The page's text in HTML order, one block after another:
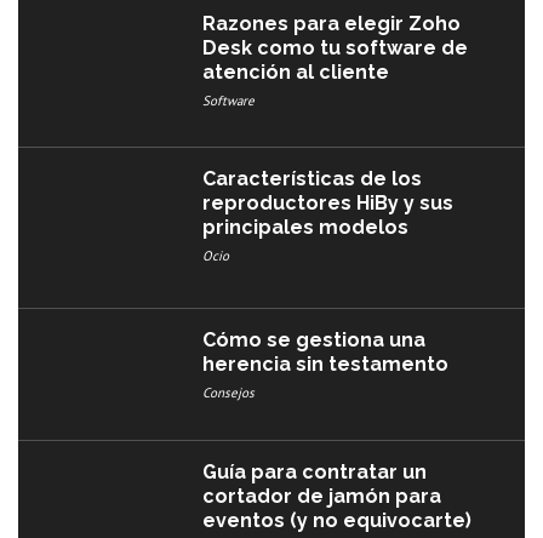
Razones para elegir Zoho
Desk como tu software de
atención al cliente
Software
Características de los
reproductores HiBy y sus
principales modelos
Ocio
Cómo se gestiona una
herencia sin testamento
Consejos
Guía para contratar un
cortador de jamón para
eventos (y no equivocarte)